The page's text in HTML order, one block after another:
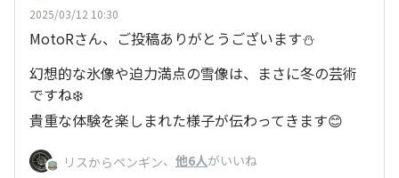
2025/03/12 10:30
MotoRさん、ご投稿ありがとうございます⛄
幻想的な氷像や迫力満点の雪像は、まさに冬の芸術
ですね❄️
貴重な体験を楽しまれた様子が伝わってきます😊
リスからペンギン、 他6人がいいね